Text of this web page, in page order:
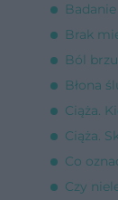
Brak
Ból
Błona
Ciąża.
Ciąża.
Co
Czy